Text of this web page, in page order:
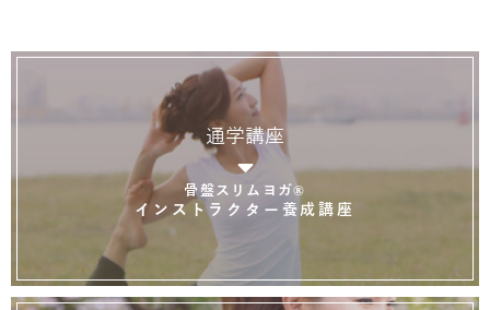
通学講座
骨盤スリムヨガ®
インストラクター養成講座